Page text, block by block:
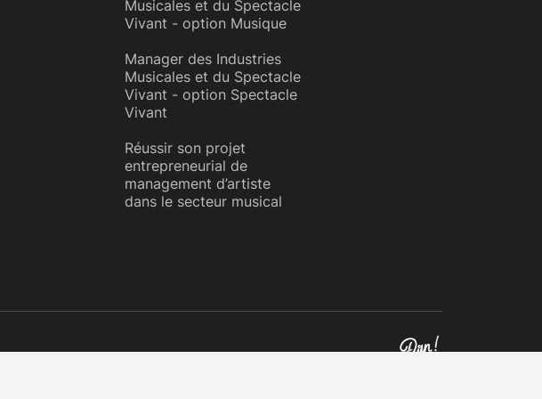
Musicales et du Spectacle
Vivant - option Musique
Manager des Industries
Musicales et du Spectacle
Vivant - option Spectacle
Vivant
Réussir son projet
entrepreneurial de
management d’artiste
dans le secteur musical